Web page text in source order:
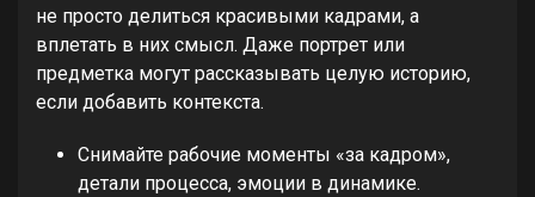
не просто делиться красивыми кадрами, а
вплетать в них смысл. Даже портрет или
предметка могут рассказывать целую историю,
если добавить контекста.
Снимайте рабочие моменты «за кадром»,
детали процесса, эмоции в динамике.